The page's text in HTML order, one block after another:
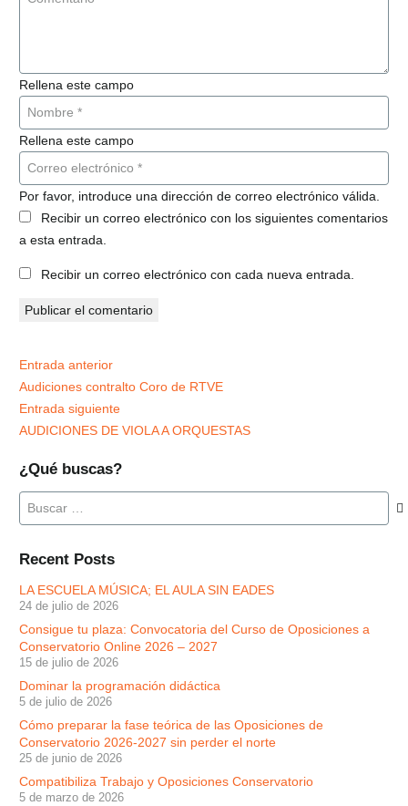
Rellena este campo
Rellena este campo
Por favor, introduce una dirección de correo electrónico válida.
Recibir un correo electrónico con los siguientes comentarios
a esta entrada.
Recibir un correo electrónico con cada nueva entrada.
Publicar el comentario
Entrada anterior
Audiciones contralto Coro de RTVE
Entrada siguiente
AUDICIONES DE VIOLA A ORQUESTAS
¿Qué buscas?
Buscar:
Recent Posts
LA ESCUELA MÚSICA; EL AULA SIN EADES
24 de julio de 2026
Consigue tu plaza: Convocatoria del Curso de Oposiciones a
Conservatorio Online 2026 – 2027
15 de julio de 2026
Dominar la programación didáctica
5 de julio de 2026
Cómo preparar la fase teórica de las Oposiciones de
Conservatorio 2026-2027 sin perder el norte
25 de junio de 2026
Compatibiliza Trabajo y Oposiciones Conservatorio
5 de marzo de 2026